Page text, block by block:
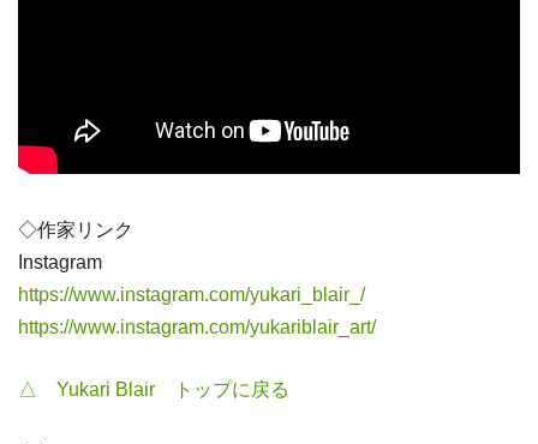
◇作家リンク
Instagram
https://www.instagram.com/yukari_blair_/
https://www.instagram.com/yukariblair_art/
△ Yukari Blair トップに戻る